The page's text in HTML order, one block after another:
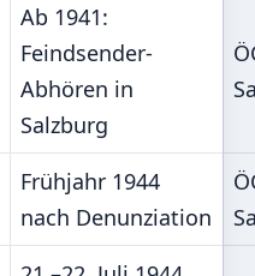
Ab 1941:
Feindsender-
Abhören in
Salzburg
Frühjahr 1944
nach Denunziation